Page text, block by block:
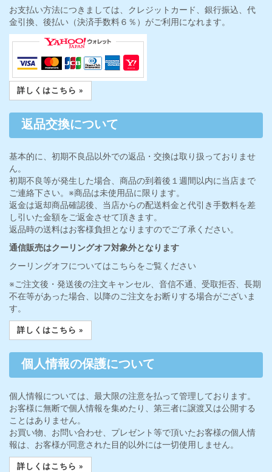
お支払い方法につきましては、クレジットカード、銀行振込、代
金引換、後払い（決済手数料６％）がご利用になれます。
詳しくはこちら »
返品交換について
基本的に、初期不良品以外での返品・交換は取り扱っておりませ
ん。
初期不良等が発生した場合、商品の到着後１週間以内に当店まで
ご連絡下さい。※商品は未使用品に限ります。
返金は返却商品確認後、当店からの配送料金と代引き手数料を差
し引いた金額をご返金させて頂きます。
返品時の送料はお客様負担となりますのでご了承ください。
通信販売はクーリングオフ対象外となります
クーリングオフについてはこちらをご覧ください
※ご注文後・発送後の注文キャンセル、音信不通、受取拒否、長期
不在等があった場合、以降のご注文をお断りする場合がございま
す。
詳しくはこちら »
個人情報の保護について
個人情報については、最大限の注意を払って管理しております。
お客様に無断で個人情報を集めたり、第三者に譲渡又は公開する
ことはありません。
お買い物、お問い合わせ、プレゼント等で頂いたお客様の個人情
報は、お客様が同意された目的以外には一切使用しません。
詳しくはこちら »